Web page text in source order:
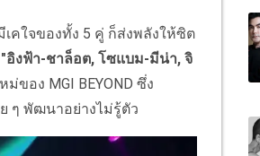
คใจของทั้ง 5 คู่ ก็ส่งพลังให้ซิต
"อิงฟ้า-ชาล็อต, โซแบม-มีน่า, จิ
ของ MGI BEYOND ซึ่ง
ๆ พัฒนาอย่างไม่รู้ตัว